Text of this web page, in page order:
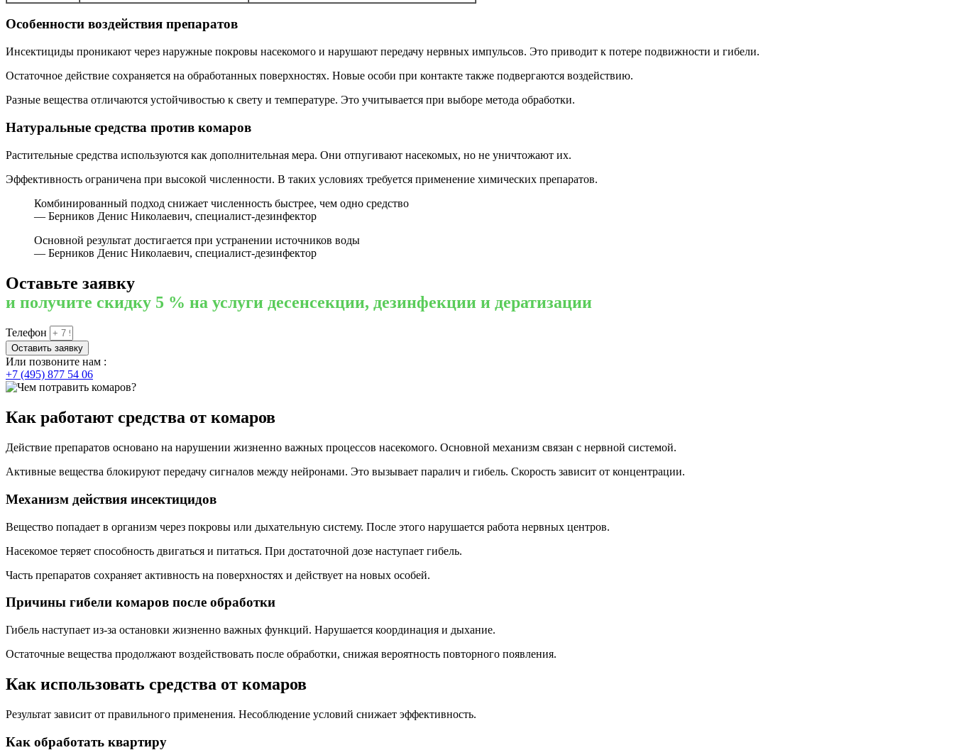
Особенности воздействия препаратов
Инсектициды проникают через наружные покровы насекомого и нарушают передачу нервных импульсов. Это приводит к потере подвижности и гибели.
Остаточное действие сохраняется на обработанных поверхностях. Новые особи при контакте также подвергаются воздействию.
Разные вещества отличаются устойчивостью к свету и температуре. Это учитывается при выборе метода обработки.
Натуральные средства против комаров
Растительные средства используются как дополнительная мера. Они отпугивают насекомых, но не уничтожают их.
Эффективность ограничена при высокой численности. В таких условиях требуется применение химических препаратов.
Комбинированный подход снижает численность быстрее, чем одно средство
— Берников Денис Николаевич, специалист-дезинфектор
Основной результат достигается при устранении источников воды
— Берников Денис Николаевич, специалист-дезинфектор
Оставьте заявку
и получите скидку 5 % на услуги десенсекции, дезинфекции и дератизации
Телефон
Оставить заявку
Или позвоните нам :
+7 (495) 877 54 06
Как работают средства от комаров
Действие препаратов основано на нарушении жизненно важных процессов насекомого. Основной механизм связан с нервной системой.
Активные вещества блокируют передачу сигналов между нейронами. Это вызывает паралич и гибель. Скорость зависит от концентрации.
Механизм действия инсектицидов
Вещество попадает в организм через покровы или дыхательную систему. После этого нарушается работа нервных центров.
Насекомое теряет способность двигаться и питаться. При достаточной дозе наступает гибель.
Часть препаратов сохраняет активность на поверхностях и действует на новых особей.
Причины гибели комаров после обработки
Гибель наступает из-за остановки жизненно важных функций. Нарушается координация и дыхание.
Остаточные вещества продолжают воздействовать после обработки, снижая вероятность повторного появления.
Как использовать средства от комаров
Результат зависит от правильного применения. Несоблюдение условий снижает эффективность.
Как обработать квартиру